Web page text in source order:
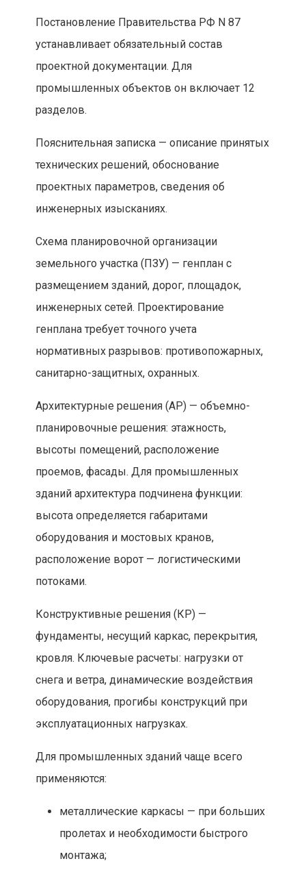
Постановление Правительства РФ N 87
устанавливает обязательный состав
проектной документации. Для
промышленных объектов он включает 12
разделов.
Пояснительная записка — описание принятых
технических решений, обоснование
проектных параметров, сведения об
инженерных изысканиях.
Схема планировочной организации
земельного участка (ПЗУ) — генплан с
размещением зданий, дорог, площадок,
инженерных сетей. Проектирование
генплана требует точного учета
нормативных разрывов: противопожарных,
санитарно-защитных, охранных.
Архитектурные решения (АР) — объемно-
планировочные решения: этажность,
высоты помещений, расположение
проемов, фасады. Для промышленных
зданий архитектура подчинена функции:
высота определяется габаритами
оборудования и мостовых кранов,
расположение ворот — логистическими
потоками.
Конструктивные решения (КР) —
фундаменты, несущий каркас, перекрытия,
кровля. Ключевые расчеты: нагрузки от
снега и ветра, динамические воздействия
оборудования, прогибы конструкций при
эксплуатационных нагрузках.
Для промышленных зданий чаще всего
применяются:
металлические каркасы — при больших
пролетах и необходимости быстрого
монтажа;